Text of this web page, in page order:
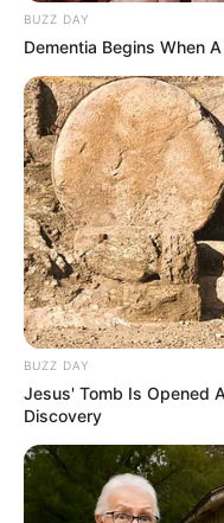
BUZZ DAY
Dementia Begins When
BUZZ DAY
Jesus' Tomb Is Opened
Discovery